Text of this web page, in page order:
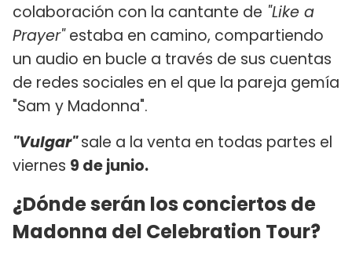
colaboración con la cantante de "Like a
Prayer"estaba en camino, compartiendo
un audio en bucle a través de sus cuentas
de redes sociales en el que la pareja gemía
"Sam y Madonna".
"Vulgar"sale a la venta en todas partes el
viernes 9 de junio.
¿Dónde serán los conciertos de
Madonna del Celebration Tour?